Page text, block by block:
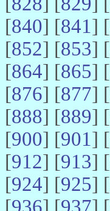
[840] [841] [
[852] [853] [
[864] [865] [
[876] [877] [
[888] [889] [
[900] [901] [
[912] [913] [
[924] [925] [
[936] [937] [